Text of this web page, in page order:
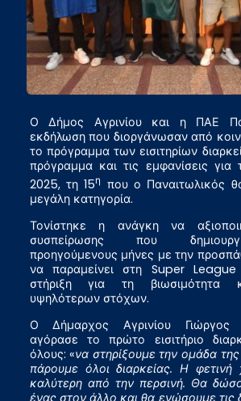
Ο Δήμος Αγρινίου και η ΠΑΕ
εκδήλωση που διοργάνωσαν από
το πρόγραμμα των εισιτηρίων
πρόγραμμα και τις εμφανίσεις
2025, τη 15η που ο Παναιτωλικός
μεγάλη κατηγορία.
Τονίστηκε η ανάγκη να
συσπείρωσης που
προηγούμενους μήνες με την
να παραμείνει στη Super
στήριξη για τη βιωσιμότητα
υψηλότερων στόχων.
Ο Δήμαρχος Αγρινίου Γιώργος
αγόρασε το πρώτο εισιτήριο
όλους: «να στηρίξουμε την ομάδα
πάρουμε όλοι διαρκείας. Η φετινή
καλύτερη από την περσινή. Θα